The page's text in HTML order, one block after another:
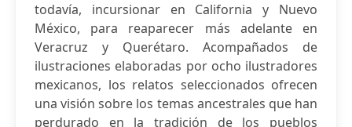
todavía, incursionar en California y Nuevo
México, para reaparecer más adelante en
Veracruz y Querétaro. Acompañados de
ilustraciones elaboradas por ocho ilustradores
mexicanos, los relatos seleccionados ofrecen
una visión sobre los temas ancestrales que han
perdurado en la tradición de los pueblos